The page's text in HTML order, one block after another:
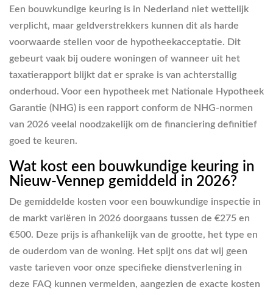
Een bouwkundige keuring is in Nederland niet wettelijk
verplicht, maar geldverstrekkers kunnen dit als harde
voorwaarde stellen voor de hypotheekacceptatie. Dit
gebeurt vaak bij oudere woningen of wanneer uit het
taxatierapport blijkt dat er sprake is van achterstallig
onderhoud. Voor een hypotheek met Nationale Hypotheek
Garantie (NHG) is een rapport conform de NHG-normen
van 2026 veelal noodzakelijk om de financiering definitief
goed te keuren.
Wat kost een bouwkundige keuring in
Nieuw-Vennep gemiddeld in 2026?
De gemiddelde kosten voor een bouwkundige inspectie in
de markt variëren in 2026 doorgaans tussen de €275 en
€500. Deze prijs is afhankelijk van de grootte, het type en
de ouderdom van de woning. Het spijt ons dat wij geen
vaste tarieven voor onze specifieke dienstverlening in
deze FAQ kunnen vermelden, aangezien de exacte kosten